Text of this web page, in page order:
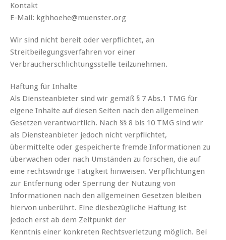
Kontakt
E-Mail: kghhoehe@muenster.org
Wir sind nicht bereit oder verpflichtet, an
Streitbeilegungsverfahren vor einer
Verbraucherschlichtungsstelle teilzunehmen.
Haftung für Inhalte
Als Diensteanbieter sind wir gemäß § 7 Abs.1 TMG für
eigene Inhalte auf diesen Seiten nach den allgemeinen
Gesetzen verantwortlich. Nach §§ 8 bis 10 TMG sind wir
als Diensteanbieter jedoch nicht verpflichtet,
übermittelte oder gespeicherte fremde Informationen zu
überwachen oder nach Umständen zu forschen, die auf
eine rechtswidrige Tätigkeit hinweisen. Verpflichtungen
zur Entfernung oder Sperrung der Nutzung von
Informationen nach den allgemeinen Gesetzen bleiben
hiervon unberührt. Eine diesbezügliche Haftung ist
jedoch erst ab dem Zeitpunkt der
Kenntnis einer konkreten Rechtsverletzung möglich. Bei